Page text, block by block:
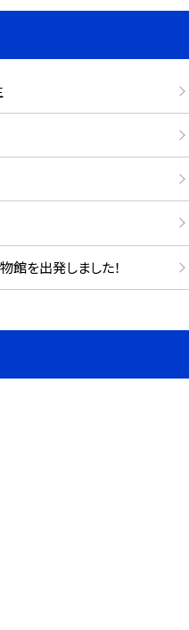
を出発しました！